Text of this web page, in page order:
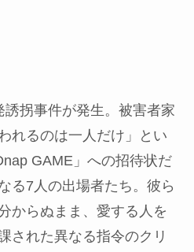
拐事件が発生。被害者家
れるのは一人だけ」とい
GAME」への招待状だ
る7人の出場者たち。彼ら
からぬまま、愛する人を
された異なる指令のクリ